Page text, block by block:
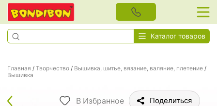
Каталог товаров
Главная / Творчество / Вышивка, шитье, вязание, валяние, плетение /
Вышивка
В Избранное Поделиться